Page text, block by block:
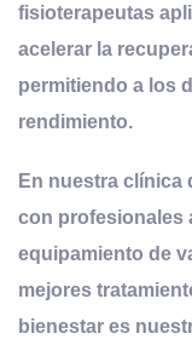
fisioterapeutas
acelerar la
permitiendo a los
rendimiento.
En nuestra clínica
con profesionales
equipamiento de
mejores
bienestar es